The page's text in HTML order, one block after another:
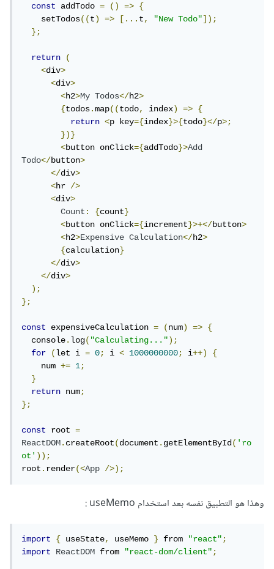
const
addTodo = () =>
{
    setTodos
((t) => [...t, "New Todo"]);
};
return
(
<div>
<div>
<h2>My Todos</h2>
{todos.map((todo, index) =>
{
return
<p key={index}>{todo}</p>;
})}
<button onClick={addTodo}>Add
Todo</button>
</div>
<hr />
<div>
Count: {count}
<button onClick={increment}>+</button>
<h2>Expensive Calculation</h2>
{calculation}
</div>
</div>
);
};
const expensiveCalculation = (num) =>
{
  console
.log("Calculating...");
for
(let i = 0; i < 1000000000; i++)
{
    num
+= 1;
}
return num;
};
const root =
ReactDOM.createRoot(document.getElementById('ro
ot'));
root.render(<App />);
وهذا هو التطبيق نفسه بعد استخدام useMemo :
import { useState, useMemo } from "react";
import
ReactDOM from "react-dom/client";